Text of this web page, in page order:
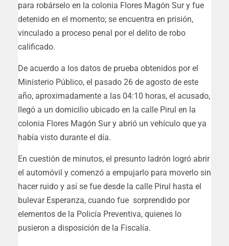
para robárselo en la colonia Flores Magón Sur y fue
detenido en el momento; se encuentra en prisión,
vinculado a proceso penal por el delito de robo
calificado.
De acuerdo a los datos de prueba obtenidos por el
Ministerio Público, el pasado 26 de agosto de este
año, aproximadamente a las 04:10 horas, el acusado,
llegó a un domicilio ubicado en la calle Pirul en la
colonia Flores Magón Sur y abrió un vehículo que ya
había visto durante el día.
En cuestión de minutos, el presunto ladrón logró abrir
el automóvil y comenzó a empujarlo para moverlo sin
hacer ruido y así se fue desde la calle Pirul hasta el
bulevar Esperanza, cuando fue sorprendido por
elementos de la Policía Preventiva, quienes lo
pusieron a disposición de la Fiscalía.